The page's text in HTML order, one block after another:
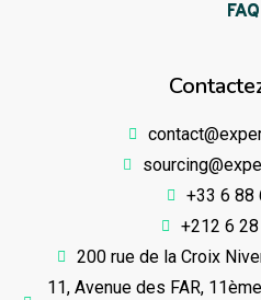
FAQ
+33 6 88
+212 6
200 rue de la Croix
11, Avenue des FAR,